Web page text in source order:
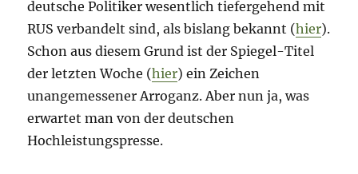
deutsche Politiker wesentlich tiefergehend mit
RUS verbandelt sind, als bislang bekannt (hier).
Schon aus diesem Grund ist der Spiegel-Titel
der letzten Woche (hier) ein Zeichen
unangemessener Arroganz. Aber nun ja, was
erwartet man von der deutschen
Hochleistungspresse.